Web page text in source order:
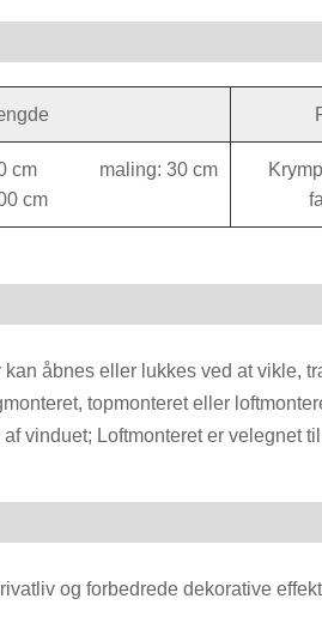
cm maling: 30 cm
cm
åbnes eller lukkes ved at vikle,
topmonteret eller
​​vinduet; Loftmonteret er velegnet
og forbedrede dekorative